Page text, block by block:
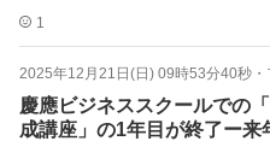
1
2025年12月21日(日) 09時53分40秒 ・
慶應ビジネススクールでの
成講座」の1年目が終了ー来